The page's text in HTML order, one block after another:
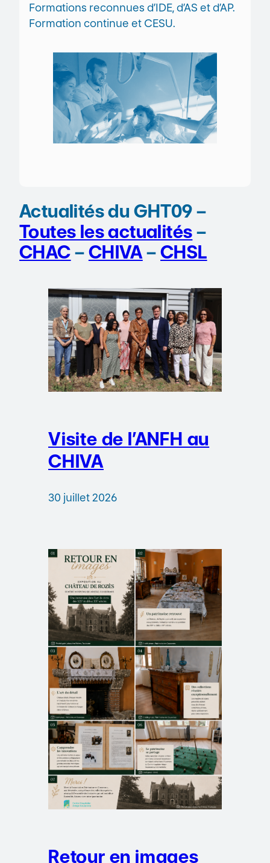
Formations reconnues d’IDE, d’AS et d’AP.
Formation continue et CESU.
Actualités du GHT09 –
Toutes les actualités –
CHAC – CHIVA –CHSL
Visite de l’ANFH au
CHIVA
30 juillet 2026
Retour en images